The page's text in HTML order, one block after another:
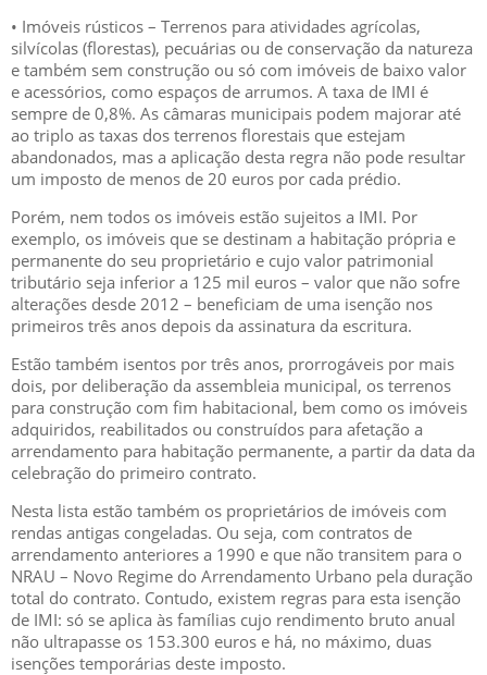
• Imóveis rústicos – Terrenos para atividades agrícolas,
silvícolas (florestas), pecuárias ou de conservação da natureza
e também sem construção ou só com imóveis de baixo valor
e acessórios, como espaços de arrumos. A taxa de IMI é
sempre de 0,8%. As câmaras municipais podem majorar até
ao triplo as taxas dos terrenos florestais que estejam
abandonados, mas a aplicação desta regra não pode resultar
um imposto de menos de 20 euros por cada prédio.
Porém, nem todos os imóveis estão sujeitos a IMI. Por
exemplo, os imóveis que se destinam a habitação própria e
permanente do seu proprietário e cujo valor patrimonial
tributário seja inferior a 125 mil euros – valor que não sofre
alterações desde 2012 – beneficiam de uma isenção nos
primeiros três anos depois da assinatura da escritura.
Estão também isentos por três anos, prorrogáveis por mais
dois, por deliberação da assembleia municipal, os terrenos
para construção com fim habitacional, bem como os imóveis
adquiridos, reabilitados ou construídos para afetação a
arrendamento para habitação permanente, a partir da data da
celebração do primeiro contrato.
Nesta lista estão também os proprietários de imóveis com
rendas antigas congeladas. Ou seja, com contratos de
arrendamento anteriores a 1990 e que não transitem para o
NRAU – Novo Regime do Arrendamento Urbano pela duração
total do contrato. Contudo, existem regras para esta isenção
de IMI: só se aplica às famílias cujo rendimento bruto anual
não ultrapasse os 153.300 euros e há, no máximo, duas
isenções temporárias deste imposto.